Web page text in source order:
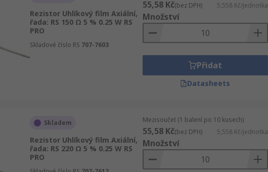
Rezistor Uhlíkový film Axiální,
řada: RS 150 Ω 5 % 0.25 W RS
PRO
Skladové číslo RS 707-7603
55,58 Kč(bez DPH) 5,558 Kč/jednotka
Množství
Přidat
Datasheets
Skladem
Rezistor Uhlíkový film Axiální,
řada: RS 220 Ω 5 % 0.25 W RS
PRO
Mezisoučet (1 balení po 10 kusech)
55,58 Kč(bez DPH) 5,558 Kč/jednotka
Množství